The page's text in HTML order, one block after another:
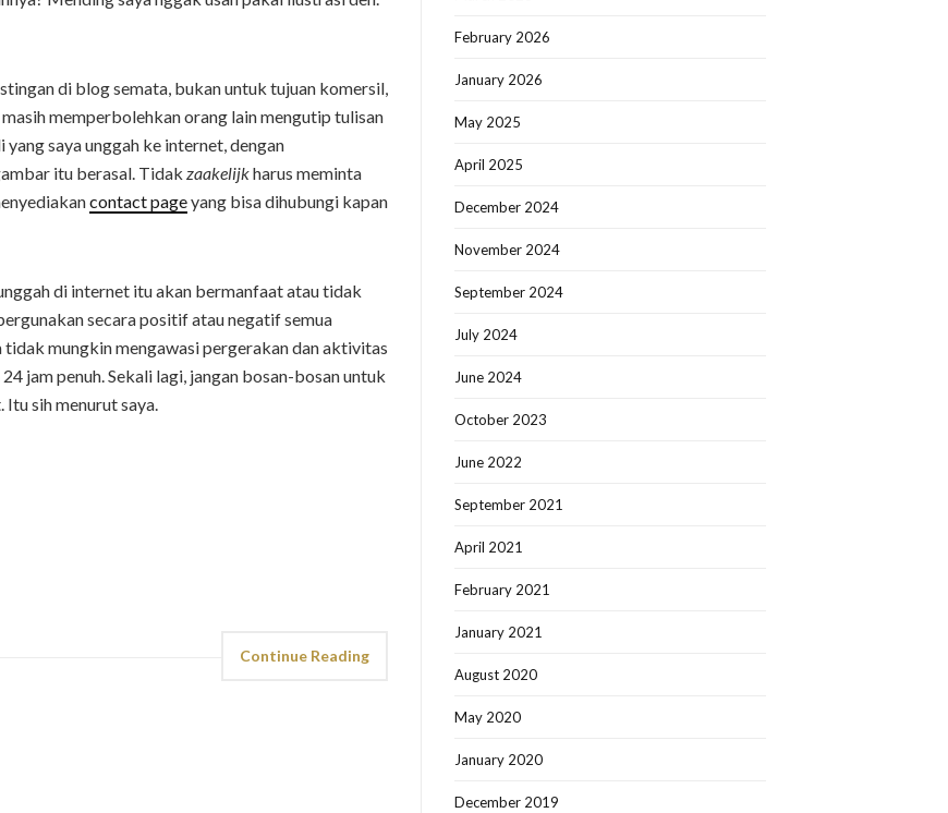
di blog semata, bukan untuk tujuan komersil,
memperbolehkan orang lain mengutip tulisan
saya unggah ke internet, dengan
itu berasal. Tidak zaakelijkharus meminta
contact pageyang bisa dihubungi kapan
di internet itu akan bermanfaat atau tidak
secara positif atau negatif semua
mungkin mengawasi pergerakan dan aktivitas
jam penuh. Sekali lagi, jangan bosan-bosan untuk
sih menurut saya.
Continue Reading
February 2026
January 2026
May 2025
April 2025
December 2024
November 2024
September 2024
July 2024
June 2024
October 2023
June 2022
September 2021
April 2021
February 2021
January 2021
August 2020
May 2020
January 2020
December 2019